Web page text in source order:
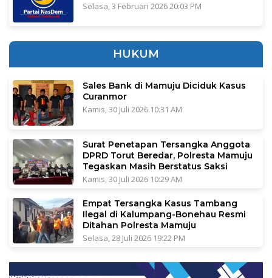
Selasa, 3 Februari 2026 20:03 PM
HUKUM
Sales Bank di Mamuju Diciduk Kasus
Curanmor
Kamis, 30 Juli 2026 10:31 AM
Surat Penetapan Tersangka Anggota
DPRD Torut Beredar, Polresta Mamuju
Tegaskan Masih Berstatus Saksi
Kamis, 30 Juli 2026 10:29 AM
Empat Tersangka Kasus Tambang
Ilegal di Kalumpang-Bonehau Resmi
Ditahan Polresta Mamuju
Selasa, 28 Juli 2026 19:22 PM